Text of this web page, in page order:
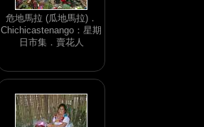
危地馬拉 (瓜地馬拉)．
Chichicastenango：星期
日市集．賣花人